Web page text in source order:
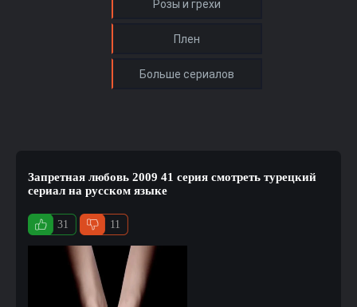
Запретная любовь 2009 41 серия смотреть турецкий
сериал на русском языке
31 11